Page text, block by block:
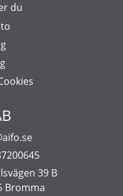
39 B
Bromma
du